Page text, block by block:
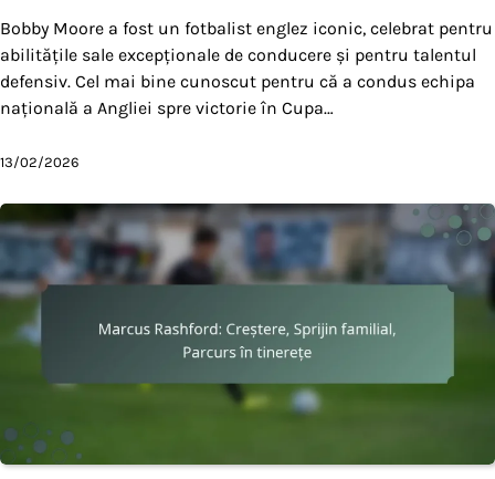
Bobby Moore a fost un fotbalist englez iconic, celebrat pentru
abilitățile sale excepționale de conducere și pentru talentul
defensiv. Cel mai bine cunoscut pentru că a condus echipa
națională a Angliei spre victorie în Cupa…
13/02/2026